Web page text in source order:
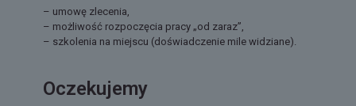
– umowę zlecenia,
– możliwość rozpoczęcia pracy „od zaraz”,
– szkolenia na miejscu (doświadczenie mile widziane).
Oczekujemy